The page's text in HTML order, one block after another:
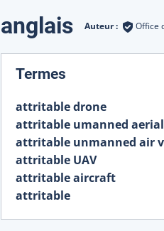
Traductions
anglais Auteur : Office
Termes
attritable drone
attritable umanned
attritable unmanned air
attritable UAV
attritable aircraft
attritable